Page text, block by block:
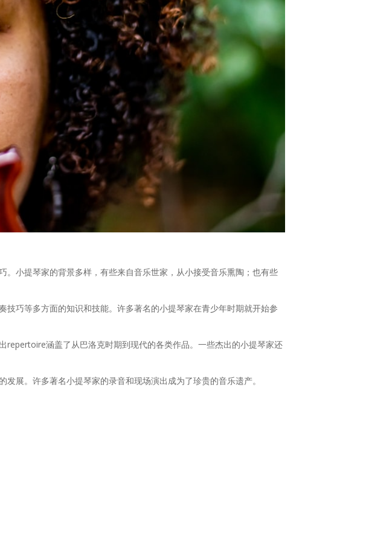
小提琴家的背景多样，有些来自音乐世家，从小接受音乐熏陶；也有些
巧等多方面的知识和技能。许多著名的小提琴家在青少年时期就开始参
repertoire涵盖了从巴洛克时期到现代的各类作品。一些杰出的小提琴家还
展。许多著名小提琴家的录音和现场演出成为了珍贵的音乐遗产。